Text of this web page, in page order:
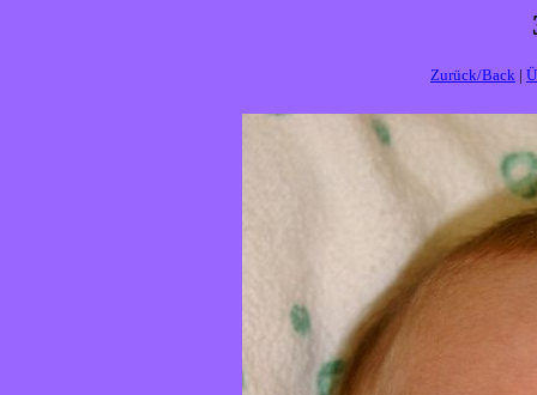
Zurück/Back |